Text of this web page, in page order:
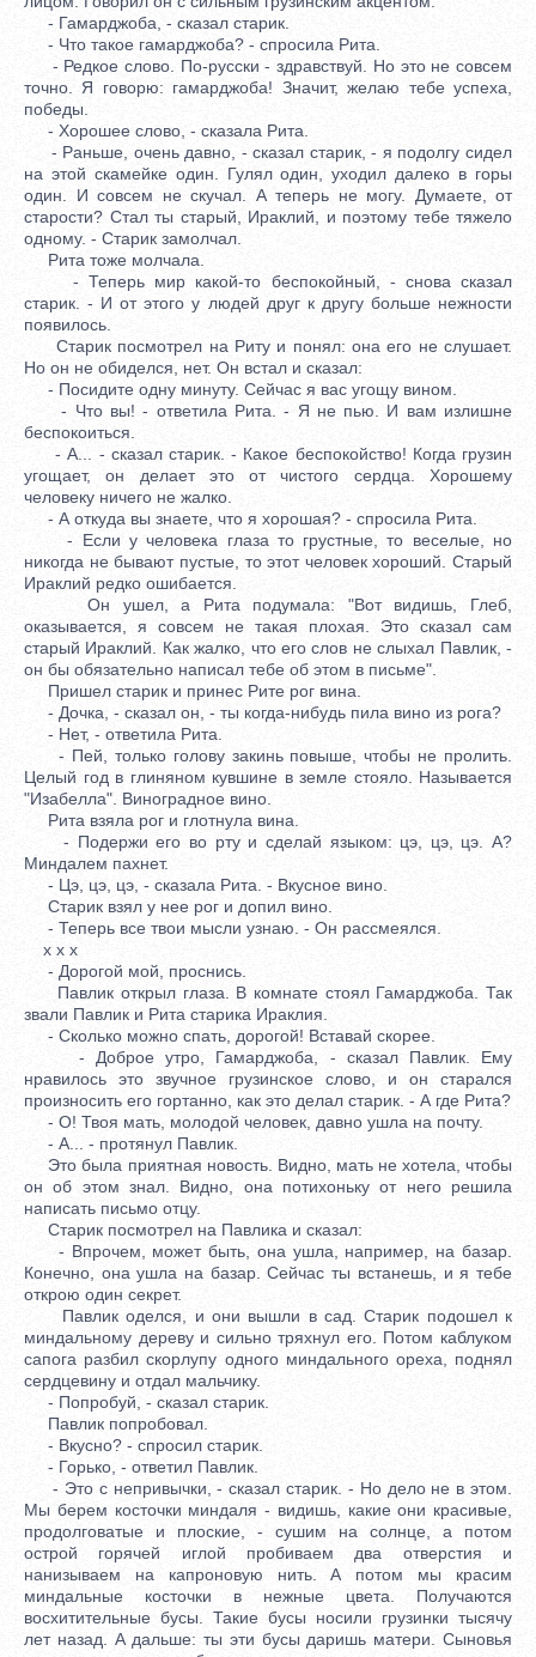
- Гамарджоба, - сказал старик.
- Что такое гамарджоба? - спросила Рита.
- Редкое слово. По-русски - здравствуй. Но это не совсем
точно. Я говорю: гамарджоба! Значит, желаю тебе успеха,
победы.
- Хорошее слово, - сказала Рита.
- Раньше, очень давно, - сказал старик, - я подолгу сидел
на этой скамейке один. Гулял один, уходил далеко в горы
один. И совсем не скучал. А теперь не могу. Думаете, от
старости? Стал ты старый, Ираклий, и поэтому тебе тяжело
одному. - Старик замолчал.
Рита тоже молчала.
- Теперь мир какой-то беспокойный, - снова сказал
старик. - И от этого у людей друг к другу больше нежности
появилось.
Старик посмотрел на Риту и понял: она его не слушает.
Но он не обиделся, нет. Он встал и сказал:
- Посидите одну минуту. Сейчас я вас угощу вином.
- Что вы! - ответила Рита. - Я не пью. И вам излишне
беспокоиться.
- А... - сказал старик. - Какое беспокойство! Когда грузин
угощает, он делает это от чистого сердца. Хорошему
человеку ничего не жалко.
- А откуда вы знаете, что я хорошая? - спросила Рита.
- Если у человека глаза то грустные, то веселые, но
никогда не бывают пустые, то этот человек хороший. Старый
Ираклий редко ошибается.
Он ушел, а Рита подумала: "Вот видишь, Глеб,
оказывается, я совсем не такая плохая. Это сказал сам
старый Ираклий. Как жалко, что его слов не слыхал Павлик, -
он бы обязательно написал тебе об этом в письме".
Пришел старик и принес Рите рог вина.
- Дочка, - сказал он, - ты когда-нибудь пила вино из рога?
- Нет, - ответила Рита.
- Пей, только голову закинь повыше, чтобы не пролить.
Целый год в глиняном кувшине в земле стояло. Называется
"Изабелла". Виноградное вино.
Рита взяла рог и глотнула вина.
- Подержи его во рту и сделай языком: цэ, цэ, цэ. А?
Миндалем пахнет.
- Цэ, цэ, цэ, - сказала Рита. - Вкусное вино.
Старик взял у нее рог и допил вино.
- Теперь все твои мысли узнаю. - Он рассмеялся.
x x x
- Дорогой мой, проснись.
Павлик открыл глаза. В комнате стоял Гамарджоба. Так
звали Павлик и Рита старика Ираклия.
- Сколько можно спать, дорогой! Вставай скорее.
- Доброе утро, Гамарджоба, - сказал Павлик. Ему
нравилось это звучное грузинское слово, и он старался
произносить его гортанно, как это делал старик. - А где Рита?
- О! Твоя мать, молодой человек, давно ушла на почту.
- А... - протянул Павлик.
Это была приятная новость. Видно, мать не хотела, чтобы
он об этом знал. Видно, она потихоньку от него решила
написать письмо отцу.
Старик посмотрел на Павлика и сказал:
- Впрочем, может быть, она ушла, например, на базар.
Конечно, она ушла на базар. Сейчас ты встанешь, и я тебе
открою один секрет.
Павлик оделся, и они вышли в сад. Старик подошел к
миндальному дереву и сильно тряхнул его. Потом каблуком
сапога разбил скорлупу одного миндального ореха, поднял
сердцевину и отдал мальчику.
- Попробуй, - сказал старик.
Павлик попробовал.
- Вкусно? - спросил старик.
- Горько, - ответил Павлик.
- Это с непривычки, - сказал старик. - Но дело не в этом.
Мы берем косточки миндаля - видишь, какие они красивые,
продолговатые и плоские, - сушим на солнце, а потом
острой горячей иглой пробиваем два отверстия и
нанизываем на капроновую нить. А потом мы красим
миндальные косточки в нежные цвета. Получаются
восхитительные бусы. Такие бусы носили грузинки тысячу
лет назад. А дальше: ты эти бусы даришь матери. Сыновья